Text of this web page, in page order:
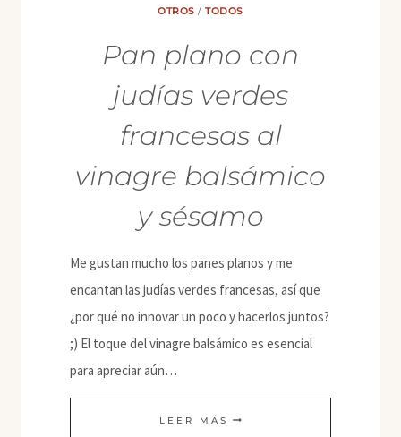
OTROS /TODOS
Pan plano con
judías verdes
francesas al
vinagre balsámico
y sésamo
Me gustan mucho los panes planos y me
encantan las judías verdes francesas, así que
¿por qué no innovar un poco y hacerlos juntos?
;) El toque del vinagre balsámico es esencial
para apreciar aún…
LEER MÁS PAN